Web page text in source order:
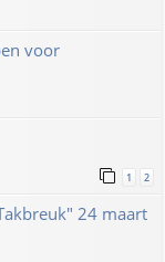
voor
1 2
24 maart